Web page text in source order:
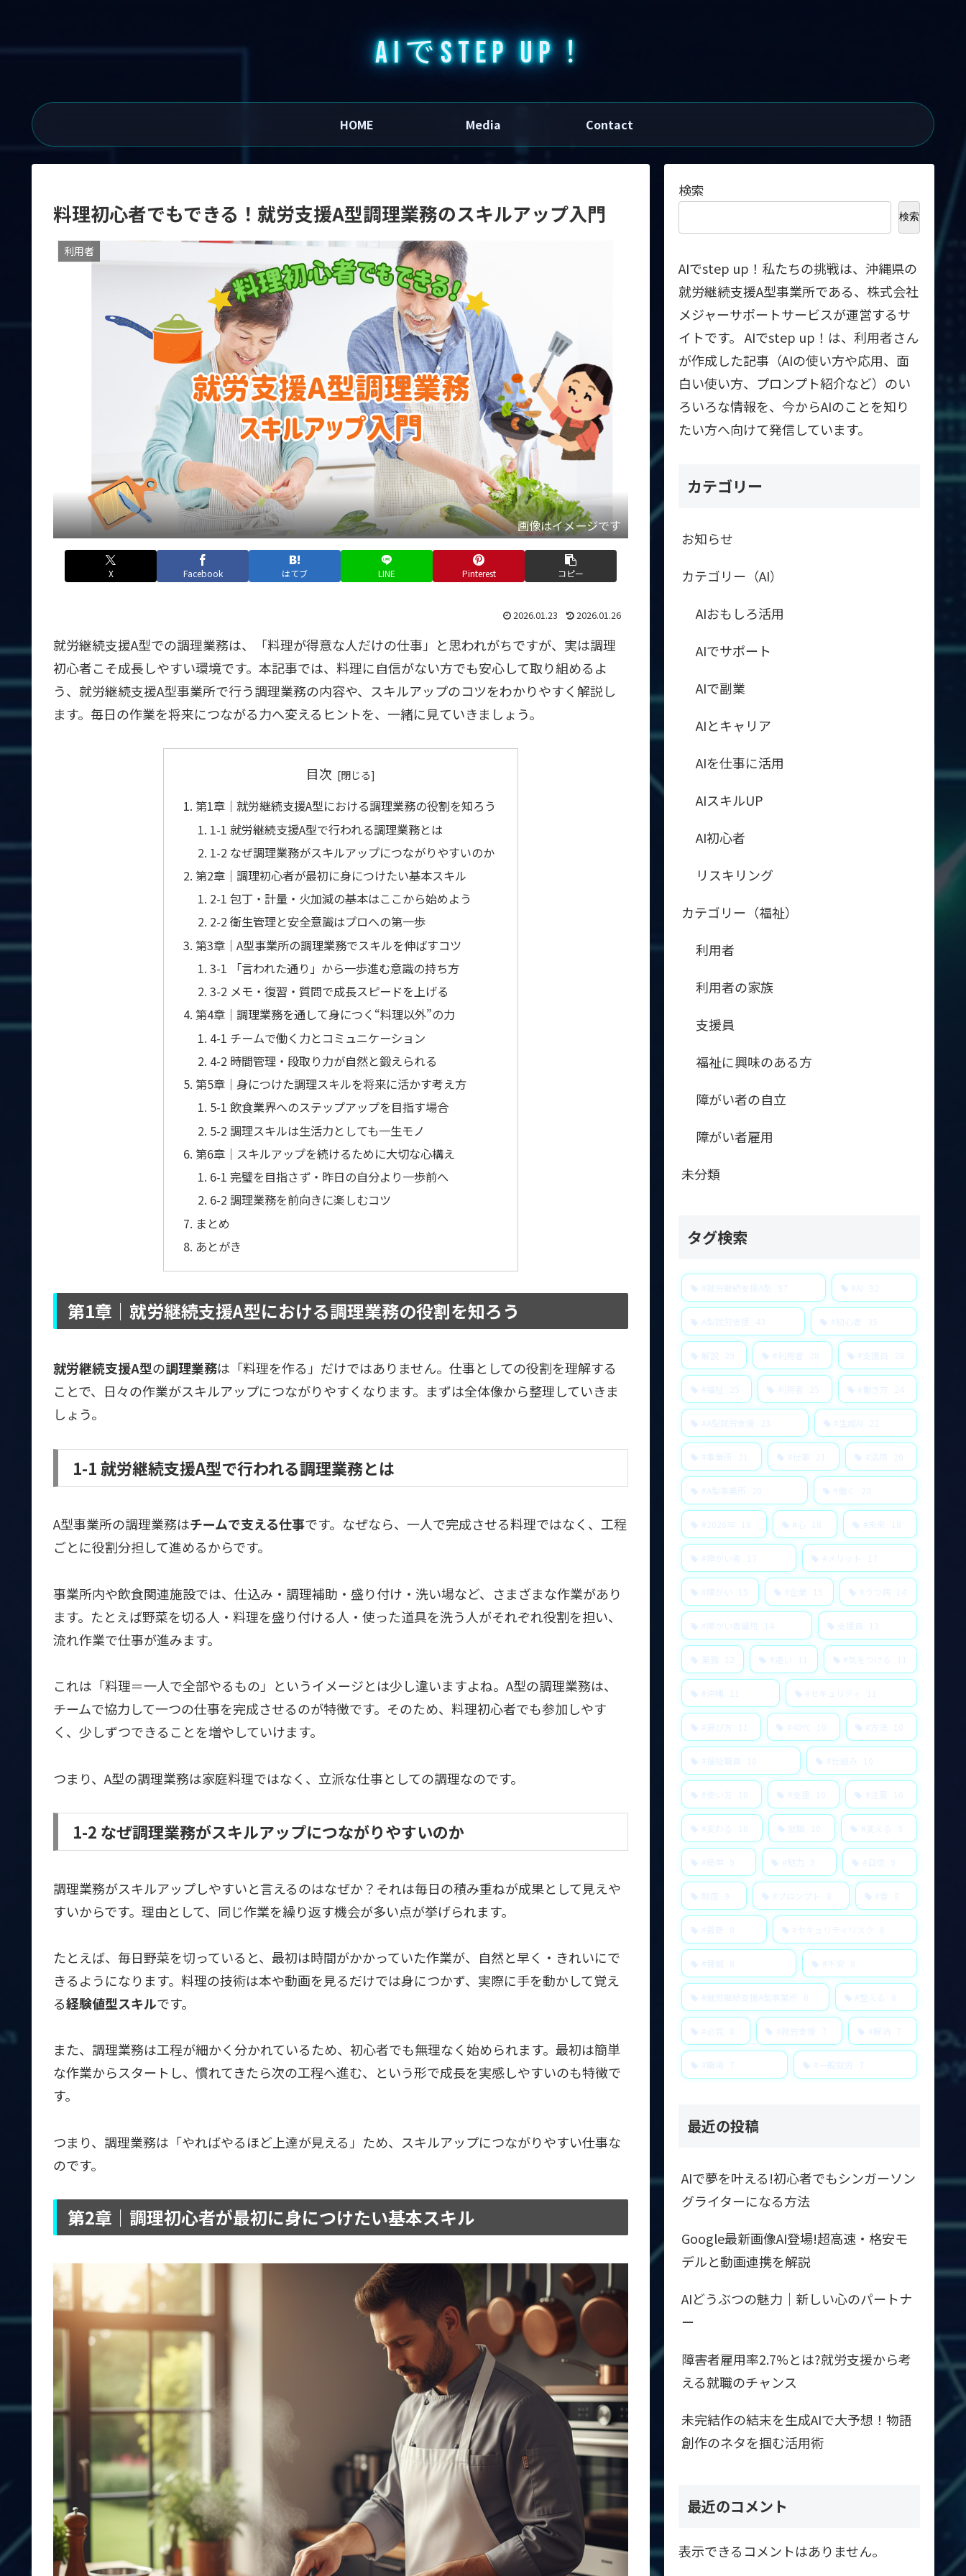
AIでSTEP UP！
HOME Media Contact
料理初心者でもできる！就労支援A型調理業務のスキルアップ入門
利用者
画像はイメージです
X Facebook はてブ LINE Pinterest コピー
2026.01.23 2026.01.26
就労継続支援A型での調理業務は、「料理が得意な人だけの仕事」と思われがちですが、実は調理
初心者こそ成長しやすい環境です。本記事では、料理に自信がない方でも安心して取り組めるよ
う、就労継続支援A型事業所で行う調理業務の内容や、スキルアップのコツをわかりやすく解説し
ます。毎日の作業を将来につながる力へ変えるヒントを、一緒に見ていきましょう。
目次
第1章｜就労継続支援A型における調理業務の役割を知ろう
1-1 就労継続支援A型で行われる調理業務とは
1-2 なぜ調理業務がスキルアップにつながりやすいのか
第2章｜調理初心者が最初に身につけたい基本スキル
2-1 包丁・計量・火加減の基本はここから始めよう
2-2 衛生管理と安全意識はプロへの第一歩
第3章｜A型事業所の調理業務でスキルを伸ばすコツ
3-1 「言われた通り」から一歩進む意識の持ち方
3-2 メモ・復習・質問で成長スピードを上げる
第4章｜調理業務を通して身につく“料理以外”の力
4-1 チームで働く力とコミュニケーション
4-2 時間管理・段取り力が自然と鍛えられる
第5章｜身につけた調理スキルを将来に活かす考え方
5-1 飲食業界へのステップアップを目指す場合
5-2 調理スキルは生活力としても一生モノ
第6章｜スキルアップを続けるために大切な心構え
6-1 完璧を目指さず・昨日の自分より一歩前へ
6-2 調理業務を前向きに楽しむコツ
まとめ
あとがき
第1章｜就労継続支援A型における調理業務の役割を知ろう
就労継続支援A型の調理業務は「料理を作る」だけではありません。仕事としての役割を理解する
ことで、日々の作業がスキルアップにつながりやすくなります。まずは全体像から整理していきま
しょう。
1-1 就労継続支援A型で行われる調理業務とは
A型事業所の調理業務はチームで支える仕事です。なぜなら、一人で完成させる料理ではなく、工程
ごとに役割分担して進めるからです。
事業所内や飲食関連施設では、仕込み・調理補助・盛り付け・洗い場など、さまざまな作業があり
ます。たとえば野菜を切る人・料理を盛り付ける人・使った道具を洗う人がそれぞれ役割を担い、
流れ作業で仕事が進みます。
これは「料理＝一人で全部やるもの」というイメージとは少し違いますよね。A型の調理業務は、
チームで協力して一つの仕事を完成させるのが特徴です。そのため、料理初心者でも参加しやす
く、少しずつできることを増やしていけます。
つまり、A型の調理業務は家庭料理ではなく、立派な仕事としての調理なのです。
1-2 なぜ調理業務がスキルアップにつながりやすいのか
調理業務がスキルアップしやすいと言えるのはなぜか？それは毎日の積み重ねが成果として見えや
すいからです。理由として、同じ作業を繰り返す機会が多い点が挙げられます。
たとえば、毎日野菜を切っていると、最初は時間がかかっていた作業が、自然と早く・きれいにで
きるようになります。料理の技術は本や動画を見るだけでは身につかず、実際に手を動かして覚え
る経験値型スキルです。
また、調理業務は工程が細かく分かれているため、初心者でも無理なく始められます。最初は簡単
な作業からスタートし、慣れてきたら次の工程へ進む、という形で成長を実感しやすいのも特徴で
す。
つまり、調理業務は「やればやるほど上達が見える」ため、スキルアップにつながりやすい仕事な
のです。
第2章｜調理初心者が最初に身につけたい基本スキル
検索
検索
AIでstep up！私たちの挑戦は、沖縄県の
就労継続支援A型事業所である、株式会社
メジャーサポートサービスが運営するサ
イトです。 AIでstep up！は、利用者さん
が作成した記事（AIの使い方や応用、面
白い使い方、プロンプト紹介など）のい
ろいろな情報を、今からAIのことを知り
たい方へ向けて発信しています。
カテゴリー
お知らせ
カテゴリー（AI）
AIおもしろ活用
AIでサポート
AIで副業
AIとキャリア
AIを仕事に活用
AIスキルUP
AI初心者
リスキリング
カテゴリー（福祉）
利用者
利用者の家族
支援員
福祉に興味のある方
障がい者の自立
障がい者雇用
未分類
タグ検索
#就労継続支援A型 97 #AI 92
A型就労支援 43 #初心者 35
解説 29 #利用者 28 #支援員 28
#福祉 25 利用者 25 #働き方 24
#A型就労支援 23 #生成AI 22
#事業所 21 #仕事 21 #活用 20
#A型事業所 20 #働く 20
#2026年 18 #心 18 #未来 18
#障がい者 17 #メリット 17
#障がい 15 #企業 15 #うつ病 14
#障がい者雇用 14 支援員 13
業務 12 #違い 11 #気をつける 11
#沖縄 11 #セキュリティ 11
#選び方 11 #40代 10 #方法 10
#福祉職員 10 #仕組み 10
#使い方 10 #支援 10 #注意 10
#変わる 10 就職 10 #変える 9
#簡単 9 #魅力 9 #自信 9
制度 9 #プロンプト 8 #春 8
#最新 8 #セキュリティリスク 8
#脅威 8 #不安 8
#就労継続支援A型事業所 8 #整える 8
#必見 8 #就労支援 7 #解消 7
#職場 7 #一般就労 7
最近の投稿
AIで夢を叶える!初心者でもシンガーソン
グライターになる方法
Google最新画像AI登場!超高速・格安モ
デルと動画連携を解説
AIどうぶつの魅力｜新しい心のパートナ
ー
障害者雇用率2.7%とは?就労支援から考
える就職のチャンス
未完結作の結末を生成AIで大予想！物語
創作のネタを掴む活用術
最近のコメント
表示できるコメントはありません。